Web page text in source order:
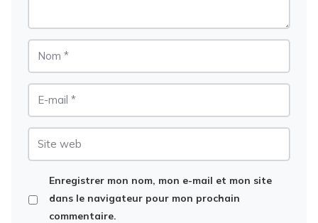
Enregistrer mon nom, mon e-mail et mon site
dans le navigateur pour mon prochain
commentaire.